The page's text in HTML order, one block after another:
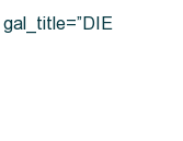
gal_title=”DIE